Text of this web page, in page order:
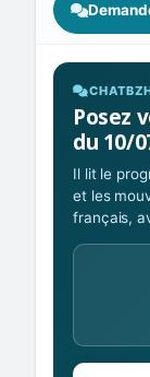
Posez
du 10/
Il lit le
et les
français,